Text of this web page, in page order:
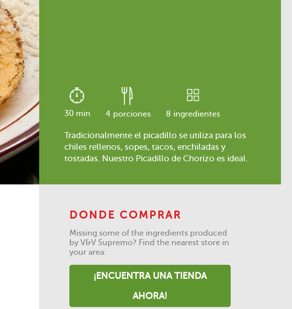
30 min 4 porciones 8 ingredientes
Tradicionalmente el picadillo se utiliza para los
chiles rellenos, sopes, tacos, enchiladas y
tostadas. Nuestro Picadillo de Chorizo es ideal.
DONDE COMPRAR
Missing some of the ingredients produced
by V&V Supremo? Find the nearest store in
your area:
¡ENCUENTRA UNA TIENDA
AHORA!